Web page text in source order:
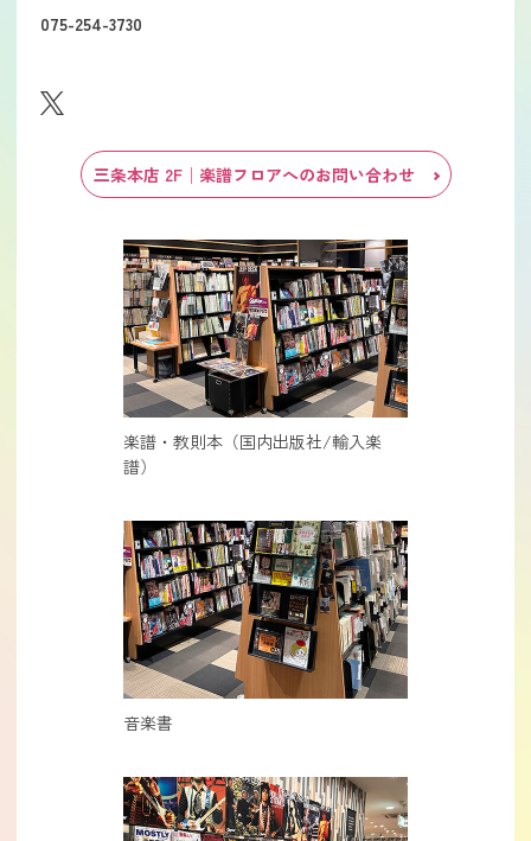
075-254-3730
三条本店 2F│楽譜フロアへのお問い合わせ
楽譜・教則本（国内出版社/輸入楽
譜）
音楽書